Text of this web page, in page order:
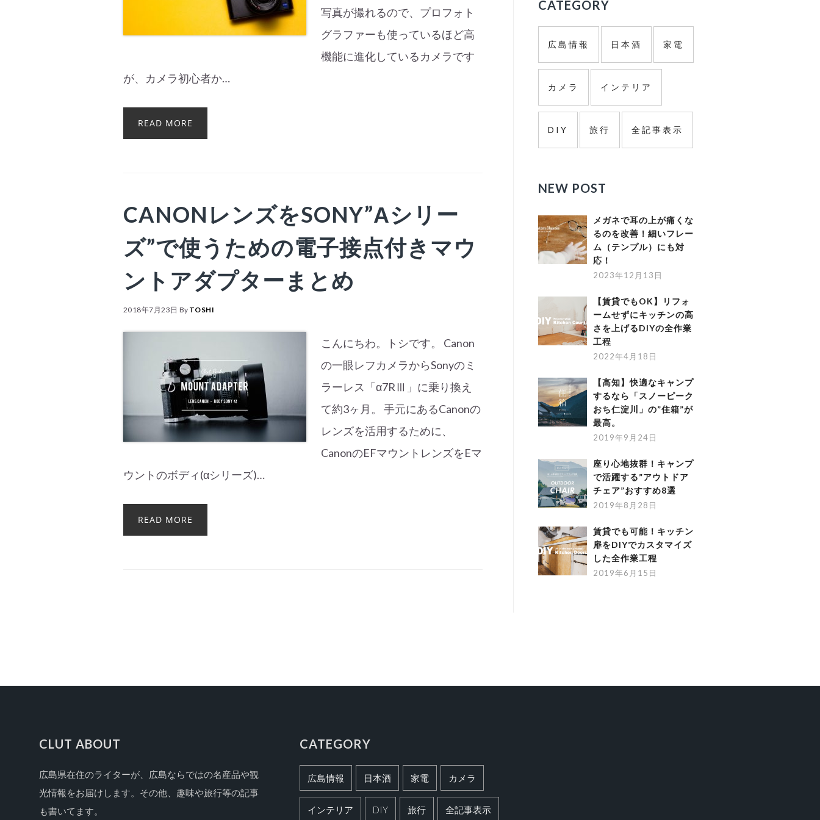
写真が撮れるので、プロフォト
グラファーも使っているほど高
機能に進化しているカメラです
が、カメラ初心者か…
READ MORE
CANONレンズをSONY”Αシリー
ズ”で使うための電子接点付きマウ
ントアダプターまとめ
2018年7月23日 By TOSHI
こんにちわ。トシです。 Canon
の一眼レフカメラからSonyのミ
ラーレス「α7RⅢ」に乗り換え
て約3ヶ月。 手元にあるCanonの
レンズを活用するために、
CanonのEFマウントレンズをEマ
ウントのボディ(αシリーズ)…
READ MORE
バ
ー
CATEGORY
広島情報 日本酒 家電
カメラ インテリア
DIY 旅行 全記事表示
NEW POST
メガネで耳の上が痛くな
るのを改善！細いフレー
ム（テンプル）にも対
応！
2023年12月13日
【賃貸でもOK】リフォ
ームせずにキッチンの高
さを上げるDIYの全作業
工程
2022年4月18日
【高知】快適なキャンプ
するなら「スノーピーク
おち仁淀川」の”住箱”が
最高。
2019年9月24日
座り心地抜群！キャンプ
で活躍する”アウトドア
チェア”おすすめ8選
2019年8月28日
賃貸でも可能！キッチン
扉をDIYでカスタマイズ
した全作業工程
2019年6月15日
FOOTER
CLUT ABOUT
広島県在住のライターが、広島ならではの名産品や観
光情報をお届けします。その他、趣味や旅行等の記事
も書いてます。
CATEGORY
広島情報 日本酒 家電 カメラ
インテリア DIY 旅行 全記事表示